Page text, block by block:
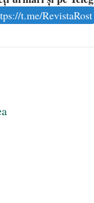
t.me/RevistaRost